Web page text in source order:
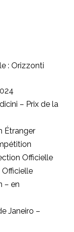
: Orizzonti
– Prix de la
Étranger
Officielle
Officielle
– en
Janeiro –